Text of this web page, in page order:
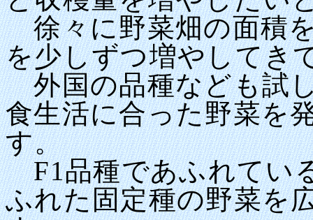
徐々に野菜畑の面積
を少しずつ増やしてき
外国の品種なども試
食生活に合った野菜を
す。
F1品種であふれてい
ふれた固定種の野菜を